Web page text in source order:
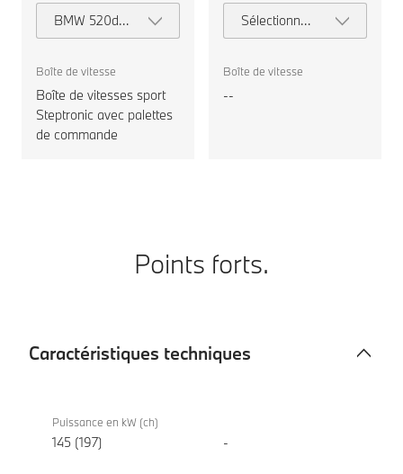
BMW 520d
Berline
Boîte de vitesse
Boîte de vitesses sport
Steptronic avec palettes
de commande
Sélectionner
la
Boîte de vitesse
--
Points forts.
Caractéristiques techniques
techniques
520d
Berline
Puissance en kW (ch)
145 (197) -